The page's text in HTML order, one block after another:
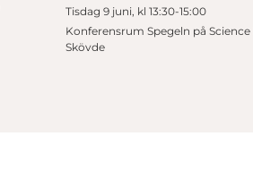
Tisdag 9 juni, kl 13:30-15:00
Konferensrum Spegeln på Science
Skövde